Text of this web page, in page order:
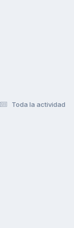
Toda la actividad